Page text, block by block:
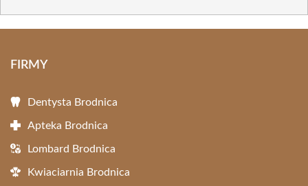
FIRMY
Dentysta Brodnica
Apteka Brodnica
Lombard Brodnica
Kwiaciarnia Brodnica